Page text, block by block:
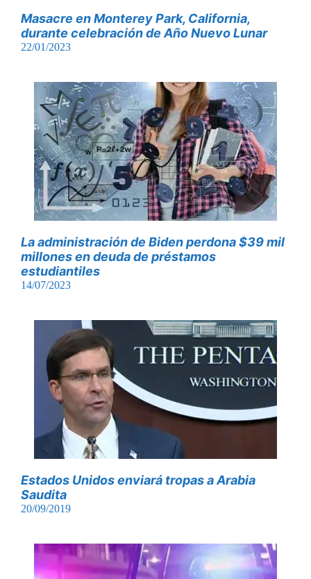
Masacre en Monterey Park, California,
durante celebración de Año Nuevo Lunar
22/01/2023
La administración de Biden perdona $39 mil
millones en deuda de préstamos
estudiantiles
14/07/2023
Estados Unidos enviará tropas a Arabia
Saudita
20/09/2019